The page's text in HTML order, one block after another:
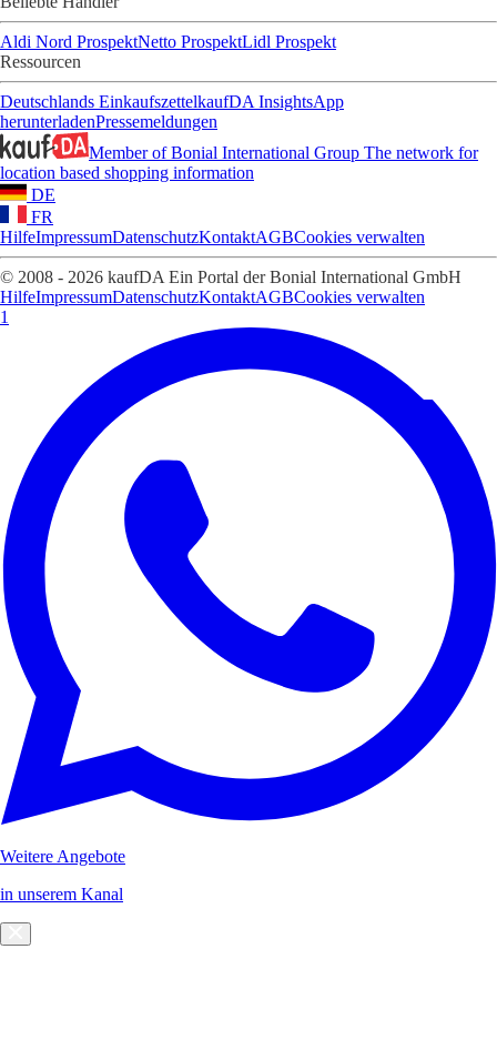
Aldi Nord ProspektNetto ProspektLidl Prospekt
Ressourcen
Deutschlands EinkaufszettelkaufDA InsightsApp
herunterladenPressemeldungen
Member of Bonial International Group The network for
location based shopping information
DE
FR
HilfeImpressumDatenschutzKontaktAGBCookies verwalten
© 2008 - 2026 kaufDA Ein Portal der Bonial International GmbH
HilfeImpressumDatenschutzKontaktAGBCookies verwalten
1
Weitere Angebote
in unserem Kanal